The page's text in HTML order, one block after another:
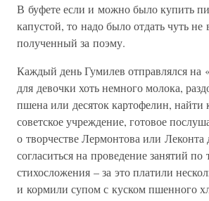
В буфете если и можно было купить
капустой, то надо было отдать чуть не
полученный за поэму.
Каждый день Гумилев отправлялся на
для девочки хоть немного молока,
пшена или десяток картофелин, найти
советское учреждение, готовое
о творчестве Лермонтова или Леконта
согласиться на проведение занятий по
стихосложения – за это платили
и кормили супом с куском пшенного